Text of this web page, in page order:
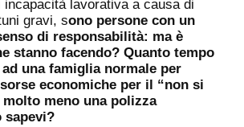
lavorativa a causa di
gravi, sono persone con un
di responsabilità: ma è
stanno facendo? Quanto tempo
una famiglia normale per
economiche per il “non si
meno una polizza
sapevi?